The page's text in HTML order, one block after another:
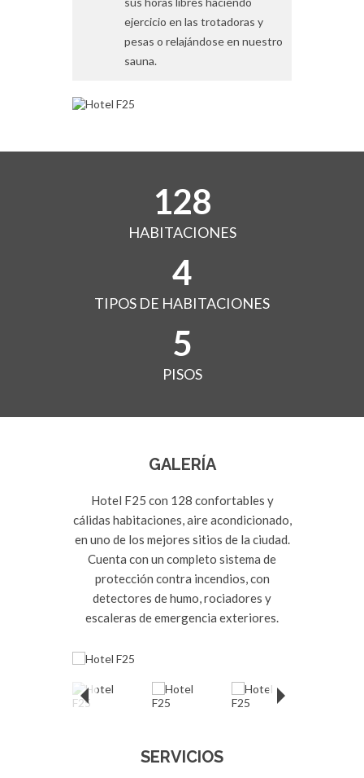
ejercicio en las trotadoras y
pesas o relajándose en nuestro
sauna.
128
HABITACIONES
4
TIPOS DE HABITACIONES
5
PISOS
GALERÍA
Hotel F25 con 128 confortables y
cálidas habitaciones, aire acondicionado,
en uno de los mejores sitios de la ciudad.
Cuenta con un completo sistema de
protección contra incendios, con
detectores de humo, rociadores y
escaleras de emergencia exteriores.
SERVICIOS